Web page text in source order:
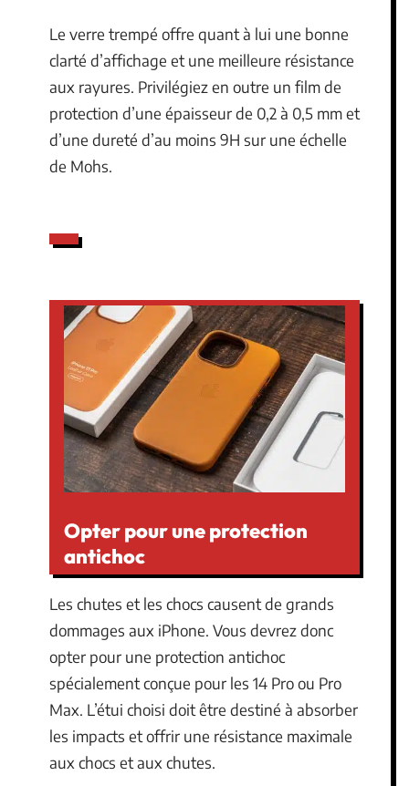
Le verre trempé offre quant à lui une bonne
clarté d’affichage et une meilleure résistance
aux rayures. Privilégiez en outre un film de
protection d’une épaisseur de 0,2 à 0,5 mm et
d’une dureté d’au moins 9H sur une échelle
de Mohs.
Opter pour une protection
antichoc
Les chutes et les chocs causent de grands
dommages aux iPhone. Vous devrez donc
opter pour une protection antichoc
spécialement conçue pour les 14 Pro ou Pro
Max. L’étui choisi doit être destiné à absorber
les impacts et offrir une résistance maximale
aux chocs et aux chutes.